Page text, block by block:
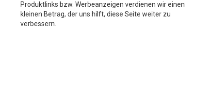
Produktlinks bzw. Werbeanzeigen verdienen wir einen
kleinen Betrag, der uns hilft, diese Seite weiter zu
verbessern.